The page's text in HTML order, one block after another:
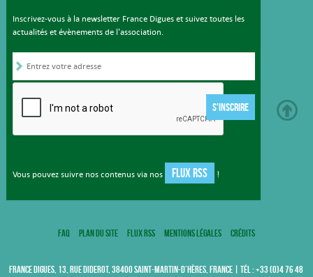
Inscrivez-vous à la newsletter France Digues et suivez toutes les
actualités et évènements de l'association.
S'INSCRIRE
Vous pouvez suivre nos contenus via nos FLUX RSS !
FAQ Plan du site Flux RSS Mentions légales Crédits
FRANCE DIGUES, 13, RUE DIDEROT, 38400 SAINT-MARTIN-D’HÈRES, FRANCE | TÉL : +33 (0)4 76 48